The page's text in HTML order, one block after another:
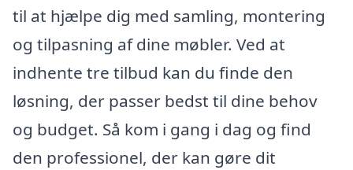
til at hjælpe dig med samling, montering
og tilpasning af dine møbler. Ved at
indhente tre tilbud kan du finde den
løsning, der passer bedst til dine behov
og budget. Så kom i gang i dag og find
den professionel, der kan gøre dit